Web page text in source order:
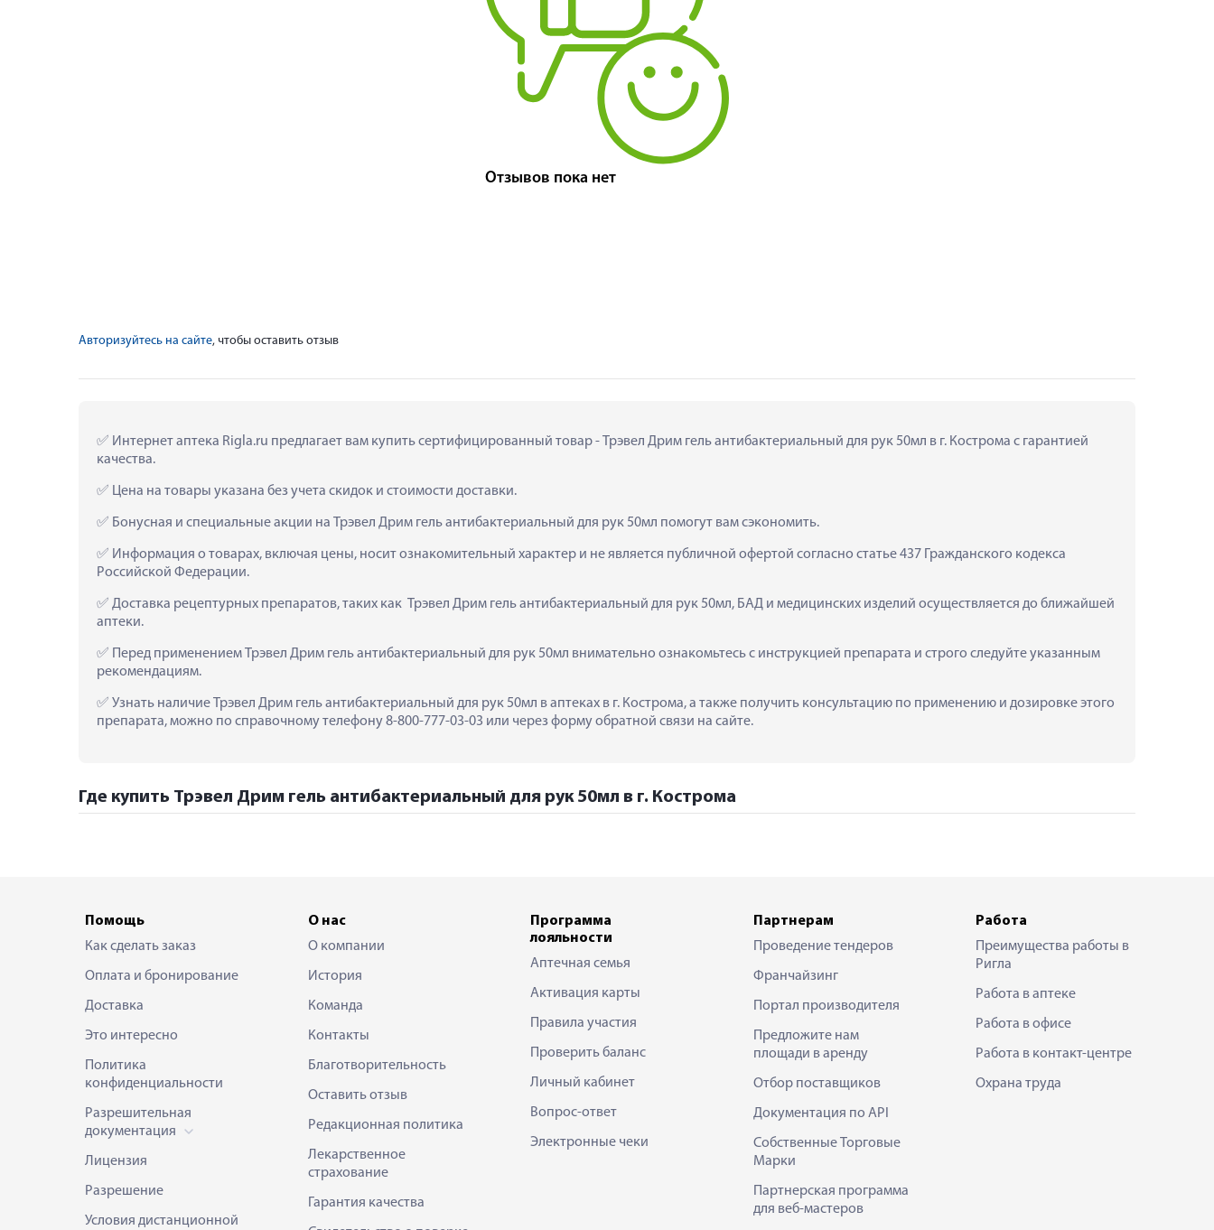
Отзывов пока нет
Авторизуйтесь на сайте, чтобы оставить отзыв
Интернет аптека Rigla.ru предлагает вам купить сертифицированный товар - Трэвел Дрим гель антибактериальный для рук 50мл в г. Кострома с гарантией
качества.
Цена на товары указана без учета скидок и стоимости доставки.
Бонусная и специальные акции на Трэвел Дрим гель антибактериальный для рук 50мл помогут вам сэкономить.
Информация о товарах, включая цены, носит ознакомительный характер и не является публичной офертой согласно статье 437 Гражданского кодекса
Российской Федерации.
Доставка рецептурных препаратов, таких как  Трэвел Дрим гель антибактериальный для рук 50мл, БАД и медицинских изделий осуществляется до ближайшей
аптеки.
Перед применением Трэвел Дрим гель антибактериальный для рук 50мл внимательно ознакомьтесь с инструкцией препарата и строго следуйте указанным
рекомендациям.
Узнать наличие Трэвел Дрим гель антибактериальный для рук 50мл в аптеках в г. Кострома, а также получить консультацию по применению и дозировке этого
препарата, можно по справочному телефону 8-800-777-03-03 или через форму обратной связи на сайте.
Где купить Трэвел Дрим гель антибактериальный для рук 50мл в г. Кострома
Помощь
Как сделать заказ
Оплата и бронирование
Доставка
Это интересно
Политика
конфиденциальности
Разрешительная
документация
Лицензия
Разрешение
Условия дистанционной
О нас
О компании
История
Команда
Контакты
Благотворительность
Оставить отзыв
Редакционная политика
Лекарственное
страхование
Гарантия качества
Программа
лояльности
Аптечная семья
Активация карты
Правила участия
Проверить баланс
Личный кабинет
Вопрос-ответ
Электронные чеки
Партнерам
Проведение тендеров
Франчайзинг
Портал производителя
Предложите нам
площади в аренду
Отбор поставщиков
Документация по API
Собственные Торговые
Марки
Партнерская программа
для веб-мастеров
Работа
Преимущества работы в
Ригла
Работа в аптеке
Работа в офисе
Работа в контакт-центре
Охрана труда